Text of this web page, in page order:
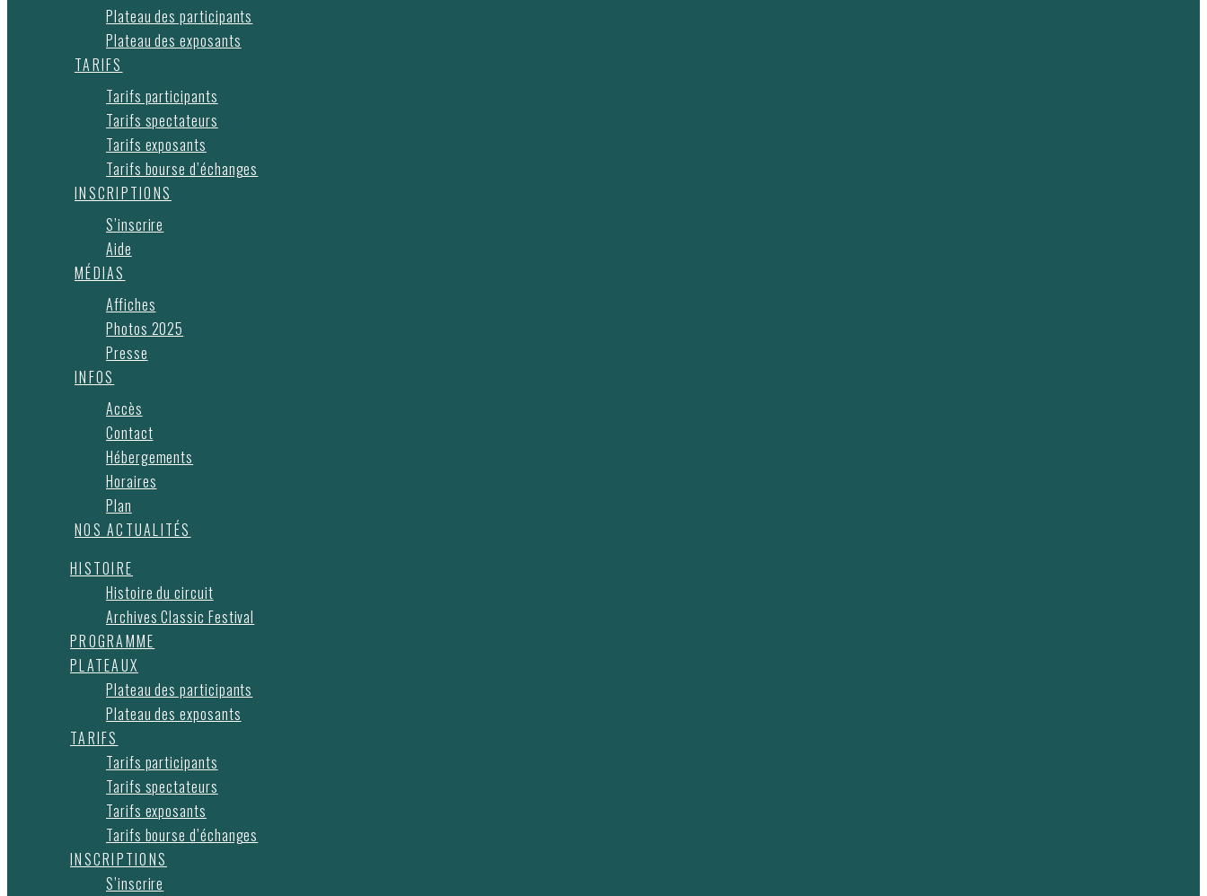
Plateau des participants
Plateau des exposants
TARIFS
Tarifs participants
Tarifs spectateurs
Tarifs exposants
Tarifs bourse d’échanges
INSCRIPTIONS
S’inscrire
Aide
MÉDIAS
Affiches
Photos 2025
Presse
INFOS
Accès
Contact
Hébergements
Horaires
Plan
NOS ACTUALITÉS
HISTOIRE
Histoire du circuit
Archives Classic Festival
PROGRAMME
PLATEAUX
Plateau des participants
Plateau des exposants
TARIFS
Tarifs participants
Tarifs spectateurs
Tarifs exposants
Tarifs bourse d’échanges
INSCRIPTIONS
S’inscrire